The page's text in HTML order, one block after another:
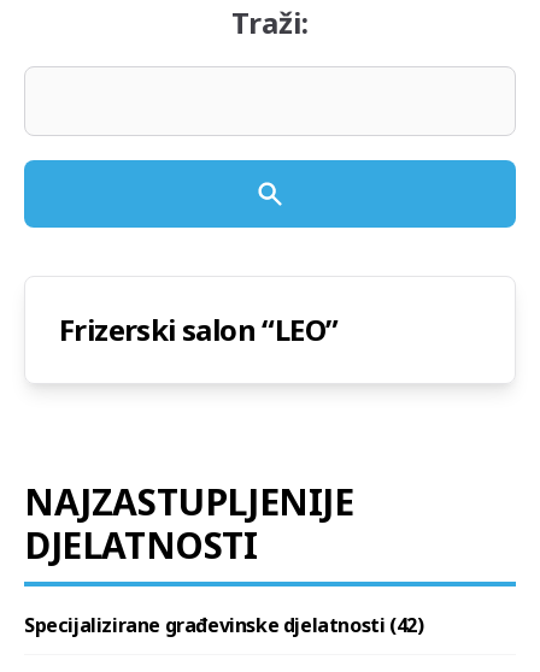
Traži:
Frizerski salon “LEO”
NAJZASTUPLJENIJE
DJELATNOSTI
Specijalizirane građevinske djelatnosti (42)